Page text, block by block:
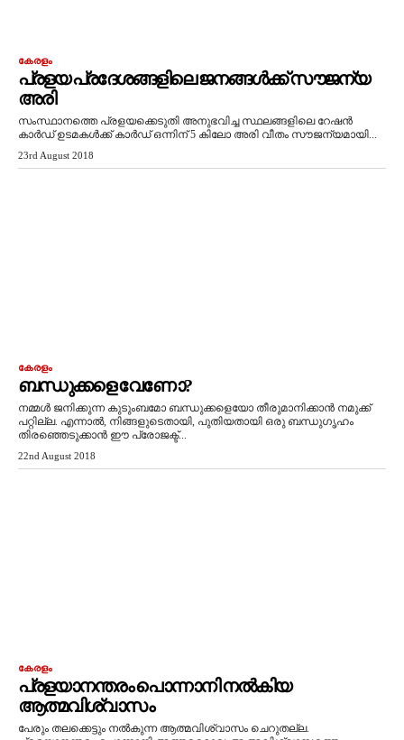
കേരളം
പ്രളയ പ്രദേശങ്ങളിലെ ജനങ്ങൾക്ക് സൗജന്യ
അരി
സംസ്ഥാനത്തെ പ്രളയക്കെടുതി അനുഭവിച്ച സ്ഥലങ്ങളിലെ റേഷൻ
കാർഡ് ഉടമകൾക്ക് കാർഡ് ഒന്നിന് 5 കിലോ അരി വീതം സൗജന്യമായി...
23rd August 2018
കേരളം
ബന്ധുക്കളെ വേണോ?
നമ്മൾ ജനിക്കുന്ന കുടുംബമോ ബന്ധുക്കളെയോ തീരുമാനിക്കാൻ നമുക്ക്
പറ്റില്ല. എന്നാൽ, നിങ്ങളുടെതായി, പുതിയതായി ഒരു ബന്ധുഗൃഹം
തിരഞ്ഞെടുക്കാൻ ഈ പ്രോജക്ട്...
22nd August 2018
കേരളം
പ്രളയാനന്തരം പൊന്നാനി നല്‍കിയ
ആത്മവിശ്വാസം
പേരും തലക്കെട്ടും നൽകുന്ന ആത്മവിശ്വാസം ചെറുതല്ല.